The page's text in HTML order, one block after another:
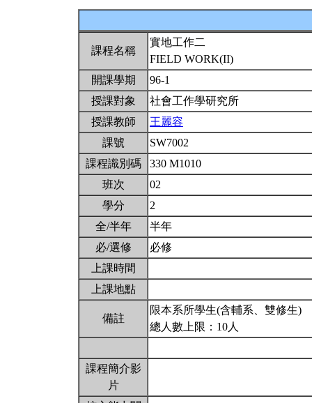
課程名稱
實地工作二
FIELD WORK(II)
開課學期
96-1
授課對象
社會工作學研究所
授課教師
王麗容
課號
SW7002
課程識別碼
330 M1010
班次
02
學分
2
全/半年
半年
必/選修
必修
上課時間
上課地點
備註
限本系所學生(含輔系、雙修生)
總人數上限：10人
課程簡介影
片